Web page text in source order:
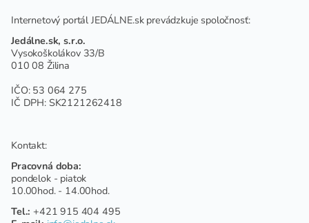
Internetový portál JEDÁLNE.sk prevádzkuje spoločnosť:
Jedálne.sk, s.r.o.
Vysokoškolákov 33/B
010 08 Žilina
IČO: 53 064 275
IČ DPH: SK2121262418
Kontakt:
Pracovná doba:
pondelok - piatok
10.00hod. - 14.00hod.
Tel.: +421 915 404 495